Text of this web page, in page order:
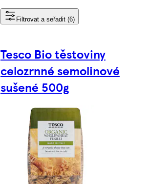
Filtrovat a seřadit (6)
Tesco Bio těstoviny
celozrnné semolinové
sušené 500g